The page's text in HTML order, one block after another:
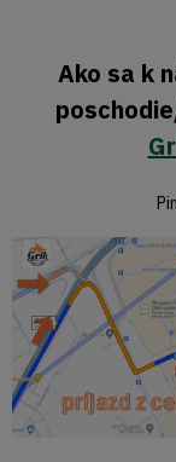
Ako sa k
Pin